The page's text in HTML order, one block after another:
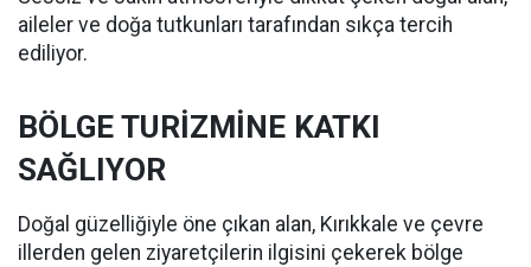
aileler ve doğa tutkunları tarafından sıkça tercih
ediliyor.
BÖLGE TURİZMİNE KATKI
SAĞLIYOR
Doğal güzelliğiyle öne çıkan alan, Kırıkkale ve çevre
illerden gelen ziyaretçilerin ilgisini çekerek bölge